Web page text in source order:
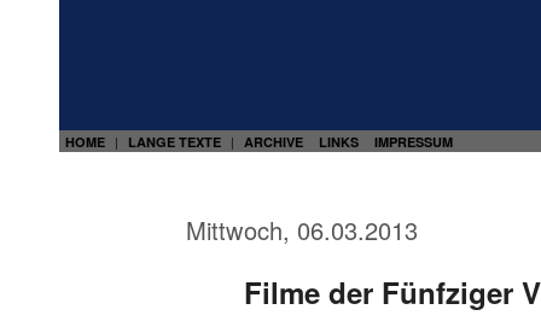
HOME | LANGE TEXTE | ARCHIVE LINKS IMPRESSUM
Mittwoch, 06.03.2013
Filme der Fünfziger